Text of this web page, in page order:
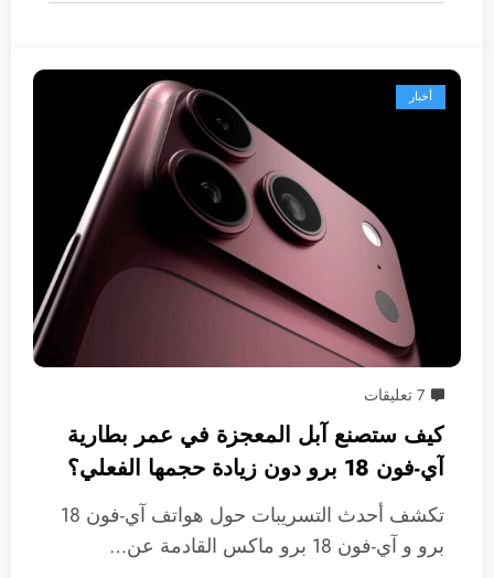
أخبار
7 تعليقات
كيف ستصنع آبل المعجزة في عمر بطارية
آي-فون 18 برو دون زيادة حجمها الفعلي؟
تكشف أحدث التسريبات حول هواتف آي-فون 18
برو و آي-فون 18 برو ماكس القادمة عن…